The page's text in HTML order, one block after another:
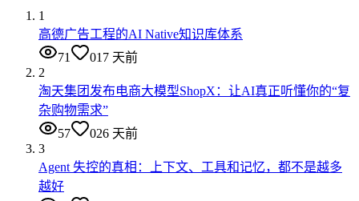
1
高德广告工程的AI Native知识库体系
71
017 天前
2
淘天集团发布电商大模型ShopX：让AI真正听懂你的“复
杂购物需求”
57
026 天前
3
Agent 失控的真相：上下文、工具和记忆，都不是越多
越好